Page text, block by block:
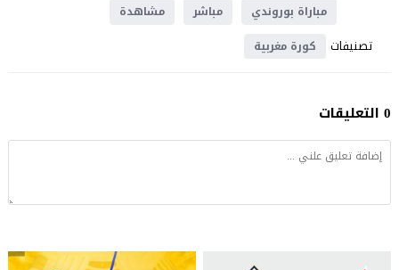
مباراة بوروندي
مباشر مشاهدة
تصنيفات كورة مغربية
0 التعليقات